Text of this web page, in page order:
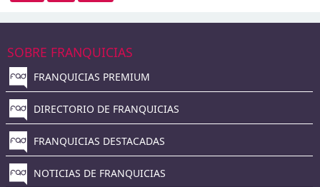
SOBRE FRANQUICIAS
FRANQUICIAS PREMIUM
DIRECTORIO DE FRANQUICIAS
FRANQUICIAS DESTACADAS
NOTICIAS DE FRANQUICIAS